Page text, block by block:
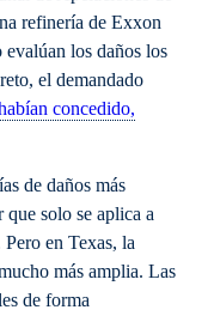
refinería de Exxon
los daños los
el demandado
concedido,
de daños más
que solo se aplica a
en Texas, la
más amplia. Las
de forma